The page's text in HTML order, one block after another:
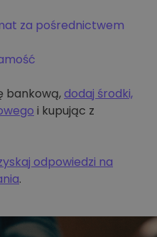
za pośrednictwem
bankową,dodaj środki,
i kupując z
odpowiedzi na
.